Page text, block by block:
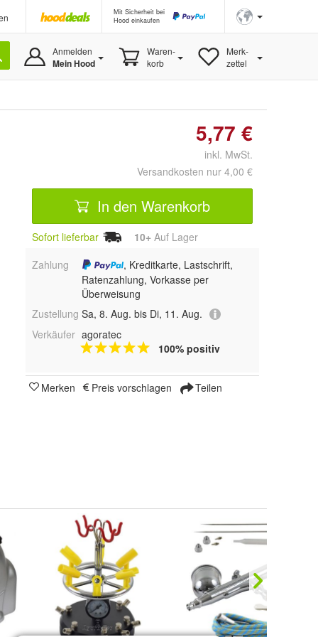
Mit Sicherheit bei
Hood einkaufen
Anmelden
Mein Hood
Waren-
korb
Merk-
zettel
5,77 €
inkl. MwSt.
Versandkosten nur 4,00 €
In den Warenkorb
Sofort lieferbar 10+ Auf Lager
Zahlung
, Kreditkarte, Lastschrift,
Ratenzahlung, Vorkasse per
Überweisung
Zustellung Sa, 8. Aug. bis Di, 11. Aug.
Verkäufer agoratec
100% positiv
Merken Preis vorschlagen Teilen